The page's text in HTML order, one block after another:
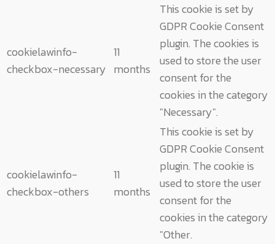
cookielawinfo-
checkbox-necessary
11
months
This cookie is set by
GDPR Cookie Consent
plugin. The cookies is
used to store the user
consent for the
cookies in the category
"Necessary".
cookielawinfo-
checkbox-others
11
months
This cookie is set by
GDPR Cookie Consent
plugin. The cookie is
used to store the user
consent for the
cookies in the category
"Other.